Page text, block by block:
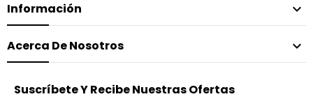
Información 
Acerca De Nosotros 
Suscríbete Y Recibe Nuestras Ofertas